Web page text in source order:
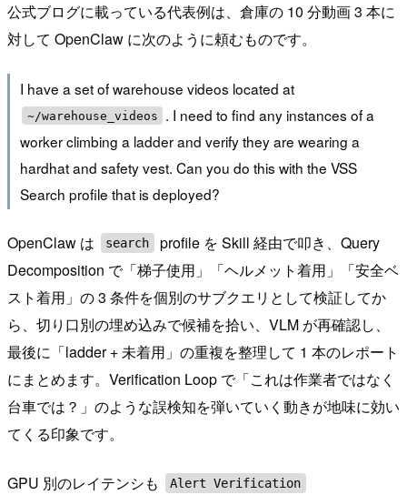
公式ブログに載っている代表例は、倉庫の 10 分動画 3 本に
対して OpenClaw に次のように頼むものです。
I have a set of warehouse videos located at
~/warehouse_videos
. I need to find any instances of a
worker climbing a ladder and verify they are wearing a
hardhat and safety vest. Can you do this with the VSS
Search profile that is deployed?
OpenClaw は search
profile を Skill 経由で叩き、Query
Decomposition で「梯子使用」「ヘルメット着用」「安全ベ
スト着用」の 3 条件を個別のサブクエリとして検証してか
ら、切り口別の埋め込みで候補を拾い、VLM が再確認し、
最後に「ladder + 未着用」の重複を整理して 1 本のレポート
にまとめます。Verification Loop で「これは作業者ではなく
台車では？」のような誤検知を弾いていく動きが地味に効い
てくる印象です。
GPU 別のレイテンシも Alert Verification